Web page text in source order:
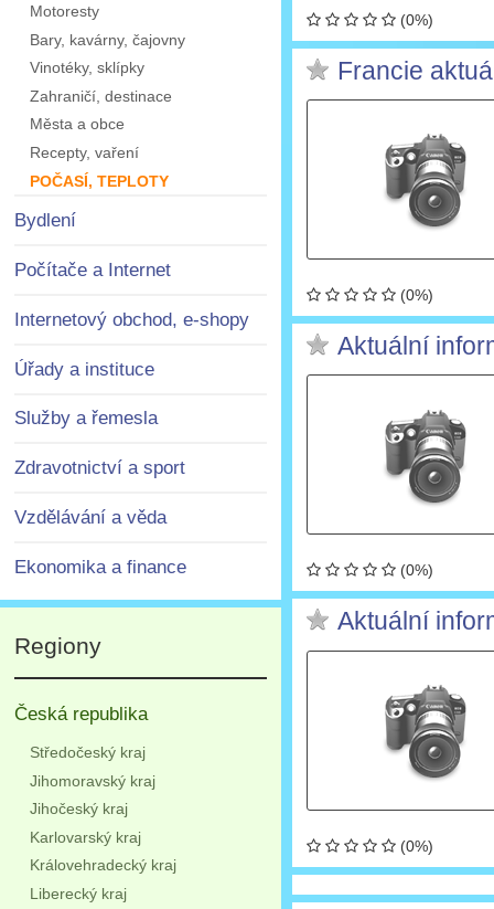
Motoresty
Bary, kavárny, čajovny
Vinotéky, sklípky
Zahraničí, destinace
Města a obce
Recepty, vaření
POČASÍ, TEPLOTY
Bydlení
Počítače a Internet
Internetový obchod, e-shopy
Úřady a instituce
Služby a řemesla
Zdravotnictví a sport
Vzdělávání a věda
Ekonomika a finance
Regiony
Česká republika
Středočeský kraj
Jihomoravský kraj
Jihočeský kraj
Karlovarský kraj
Královehradecký kraj
Liberecký kraj
(0%)
Francie
(0%)
Aktuální
(0%)
Aktuální
(0%)